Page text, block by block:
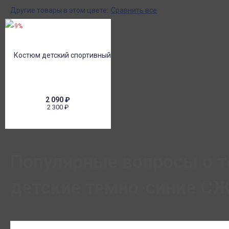
Другие товары в этом цвете: Сравнить все
2 090₽
2 300 ₽
-9%